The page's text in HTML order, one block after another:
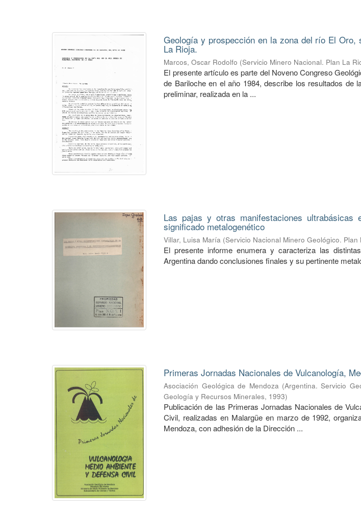
Geología y prospección en la zona del río El Oro,
La Rioja.
Marcos, Oscar Rodolfo (Servicio Minero Nacional. Plan La
El presente artículo es parte del Noveno Congreso
de Bariloche en el año 1984, describe los resultados de
preliminar, realizada en la ...
Las pajas y otras manifestaciones
significado metalogenético
Villar, Luisa María (Servicio Nacional Minero Geológico. Plan
El presente informe enumera y caracteriza las
Argentina dando conclusiones finales y su pertinente
Primeras Jornadas Nacionales de Vulcanología,
Asociación Geológica de Mendoza (Argentina. Servicio
Geología y Recursos Minerales, 1993)
Publicación de las Primeras Jornadas Nacionales de
Civil, realizadas en Malargüe en marzo de 1992,
Mendoza, con adhesión de la Dirección ...